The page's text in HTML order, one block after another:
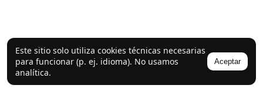
Este sitio solo utiliza cookies técnicas necesarias
para funcionar (p. ej. idioma). No usamos
analítica.
Aceptar